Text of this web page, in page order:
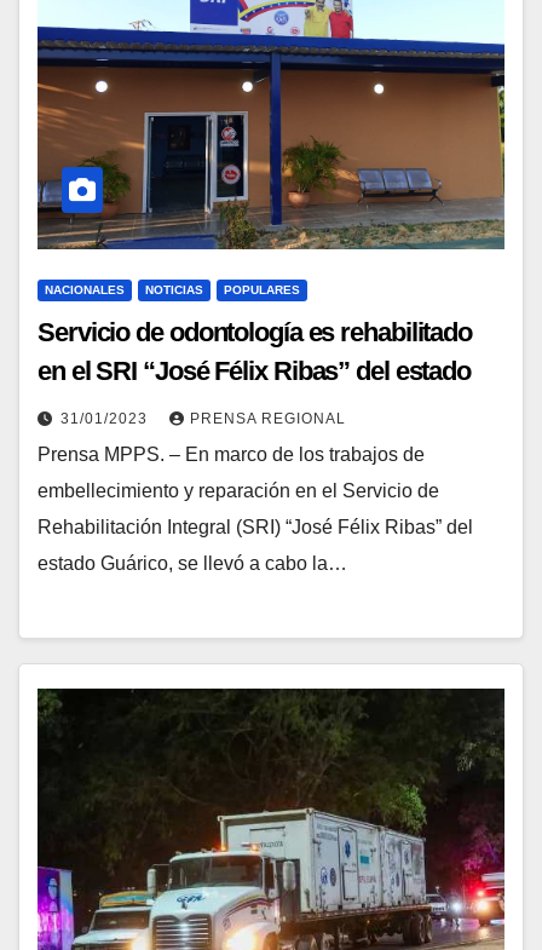
NACIONALES NOTICIAS POPULARES
Servicio de odontología es rehabilitado
en el SRI “José Félix Ribas” del estado
Guárico
31/01/2023 PRENSA REGIONAL
Prensa MPPS. – En marco de los trabajos de
embellecimiento y reparación en el Servicio de
Rehabilitación Integral (SRI) “José Félix Ribas” del
estado Guárico, se llevó a cabo la…